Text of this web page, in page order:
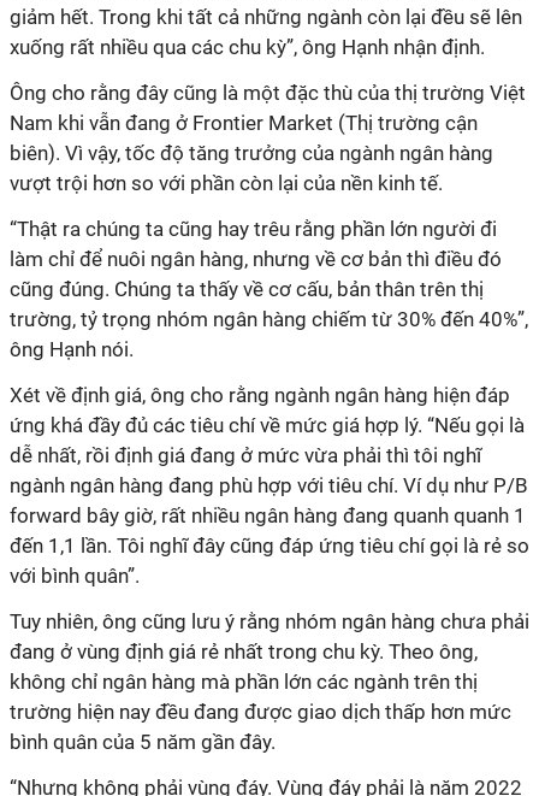
giảm hết. Trong khi tất cả những ngành còn lại đều sẽ lên
xuống rất nhiều qua các chu kỳ”, ông Hạnh nhận định.
Ông cho rằng đây cũng là một đặc thù của thị trường Việt
Nam khi vẫn đang ở Frontier Market (Thị trường cận
biên). Vì vậy, tốc độ tăng trưởng của ngành ngân hàng
vượt trội hơn so với phần còn lại của nền kinh tế.
“Thật ra chúng ta cũng hay trêu rằng phần lớn người đi
làm chỉ để nuôi ngân hàng, nhưng về cơ bản thì điều đó
cũng đúng. Chúng ta thấy về cơ cấu, bản thân trên thị
trường, tỷ trọng nhóm ngân hàng chiếm từ 30% đến 40%”,
ông Hạnh nói.
Xét về định giá, ông cho rằng ngành ngân hàng hiện đáp
ứng khá đầy đủ các tiêu chí về mức giá hợp lý. “Nếu gọi là
dễ nhất, rồi định giá đang ở mức vừa phải thì tôi nghĩ
ngành ngân hàng đang phù hợp với tiêu chí. Ví dụ như P/B
forward bây giờ, rất nhiều ngân hàng đang quanh quanh 1
đến 1,1 lần. Tôi nghĩ đây cũng đáp ứng tiêu chí gọi là rẻ so
với bình quân”.
Tuy nhiên, ông cũng lưu ý rằng nhóm ngân hàng chưa phải
đang ở vùng định giá rẻ nhất trong chu kỳ. Theo ông,
không chỉ ngân hàng mà phần lớn các ngành trên thị
trường hiện nay đều đang được giao dịch thấp hơn mức
bình quân của 5 năm gần đây.
“Nhưng không phải vùng đáy. Vùng đáy phải là năm 2022